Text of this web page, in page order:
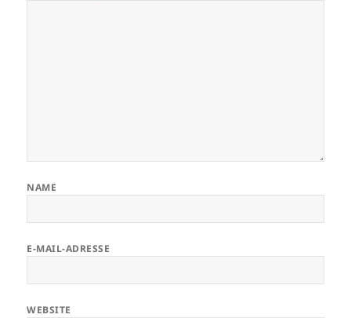
NAME
E-MAIL-ADRESSE
WEBSITE